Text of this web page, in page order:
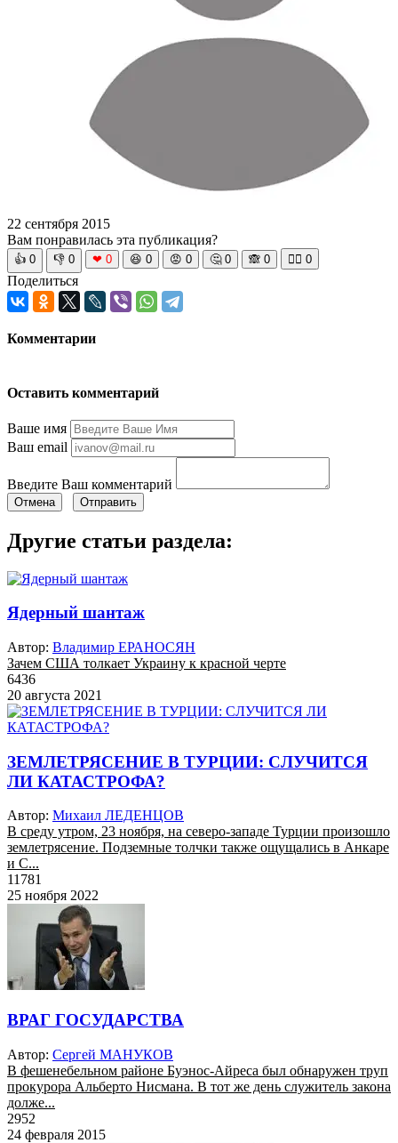
22 сентября 2015
Вам понравилась эта публикация?
👍 0 👎 0 ❤ 0 😆 0 😡 0 🤔 0 🙈 0 🧘‍♀️ 0
Поделиться
Комментарии
Оставить комментарий
Ваше имя
Ваш email
Введите Ваш комментарий
Отмена Отправить
Другие статьи раздела:
Ядерный шантаж
Автор: Владимир ЕРАНОСЯН
Зачем США толкает Украину к красной черте
6436
20 августа 2021
ЗЕМЛЕТРЯСЕНИЕ В ТУРЦИИ: СЛУЧИТСЯ
ЛИ КАТАСТРОФА?
Автор: Михаил ЛЕДЕНЦОВ
В среду утром, 23 ноября, на северо-западе Турции произошло
землетрясение. Подземные толчки также ощущались в Анкаре
и С...
11781
25 ноября 2022
ВРАГ ГОСУДАРСТВА
Автор: Сергей МАНУКОВ
В фешенебельном районе Буэнос-Айреса был обнаружен труп
прокурора Альберто Нисмана. В тот же день служитель закона
долже...
2952
24 февраля 2015